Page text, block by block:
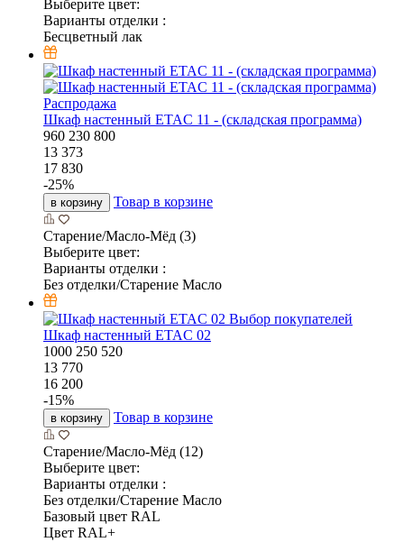
Выберите цвет:
Варианты отделки :
Бесцветный лак
Распродажа
Шкаф настенный ETAC 11 - (складская программа)
960 230 800
13 373
17 830
-25%
в корзину Товар в корзине
Старение/Масло-Мёд (3)
Выберите цвет:
Варианты отделки :
Без отделки/Старение Масло
Выбор покупателей
Шкаф настенный ETAC 02
1000 250 520
13 770
16 200
-15%
в корзину Товар в корзине
Старение/Масло-Мёд (12)
Выберите цвет:
Варианты отделки :
Без отделки/Старение Масло
Базовый цвет RAL
Цвет RAL+